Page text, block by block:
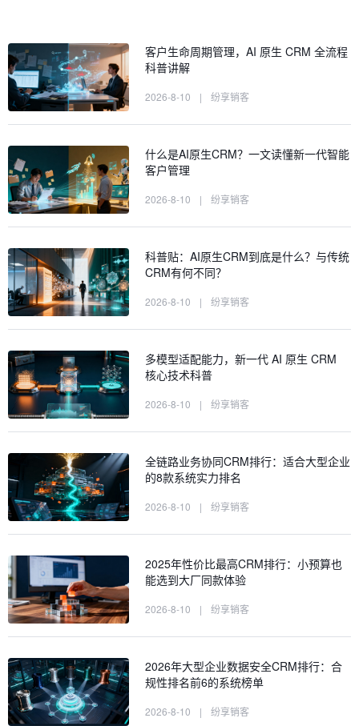
客户生命周期管理，AI 原生 CRM 全流程
科普讲解
2026-8-10 | 纷享销客
什么是AI原生CRM？一文读懂新一代智能
客户管理
2026-8-10 | 纷享销客
科普贴：AI原生CRM到底是什么？与传统
CRM有何不同？
2026-8-10 | 纷享销客
多模型适配能力，新一代 AI 原生 CRM
核心技术科普
2026-8-10 | 纷享销客
全链路业务协同CRM排行：适合大型企业
的8款系统实力排名
2026-8-10 | 纷享销客
2025年性价比最高CRM排行：小预算也
能选到大厂同款体验
2026-8-10 | 纷享销客
2026年大型企业数据安全CRM排行：合
规性排名前6的系统榜单
2026-8-10 | 纷享销客